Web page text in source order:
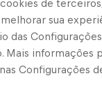
Paulo x Red Bull
de
sua
das
Mais informações
Configurações